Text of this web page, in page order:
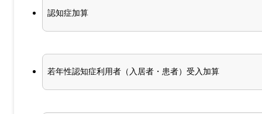
認知症加算
若年性認知症利用者（入居者・患者）受入加算